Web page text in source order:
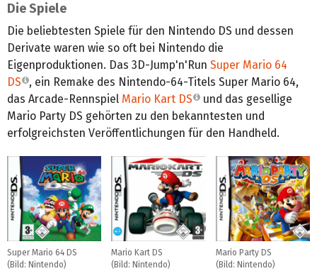
Die Spiele
Die beliebtesten Spiele für den Nintendo DS und dessen
Derivate waren wie so oft bei Nintendo die
Eigenproduktionen. Das 3D-Jump'n'Run Super Mario 64
DS
, ein Remake des Nintendo-64-Titels Super Mario 64,
das Arcade-Rennspiel Mario Kart DS
und das gesellige
Mario Party DS gehörten zu den bekanntesten und
erfolgreichsten Veröffentlichungen für den Handheld.
Super Mario 64 DS
(Bild: Nintendo)
Mario Kart DS
(Bild: Nintendo)
Mario Party DS
(Bild: Nintendo)